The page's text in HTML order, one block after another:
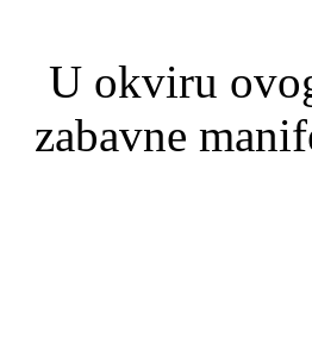
U okviru
zabavne